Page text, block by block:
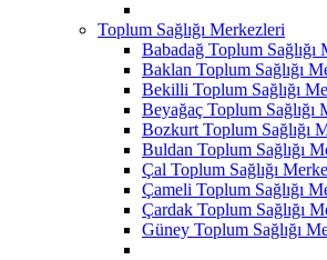
Toplum Sağlığı Merkezleri
Babadağ Toplum Sağlığı
Baklan Toplum Sağlığı
Bekilli Toplum Sağlığı
Beyağaç Toplum Sağlığı
Bozkurt Toplum Sağlığı
Buldan Toplum Sağlığı
Çal Toplum Sağlığı
Çameli Toplum Sağlığı
Çardak Toplum Sağlığı
Güney Toplum Sağlığı